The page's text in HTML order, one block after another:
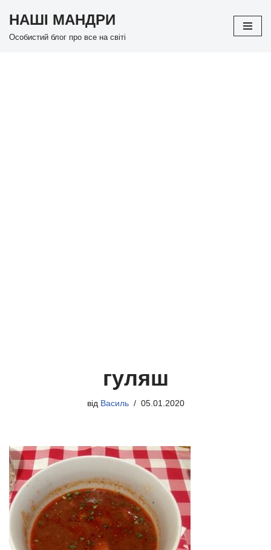
Перейти
НАШІ МАНДРИ
Особистий блог про все на світі
гуляш
від Василь 05.01.2020